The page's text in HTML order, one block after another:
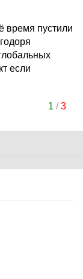
время пустили
если
1 /3